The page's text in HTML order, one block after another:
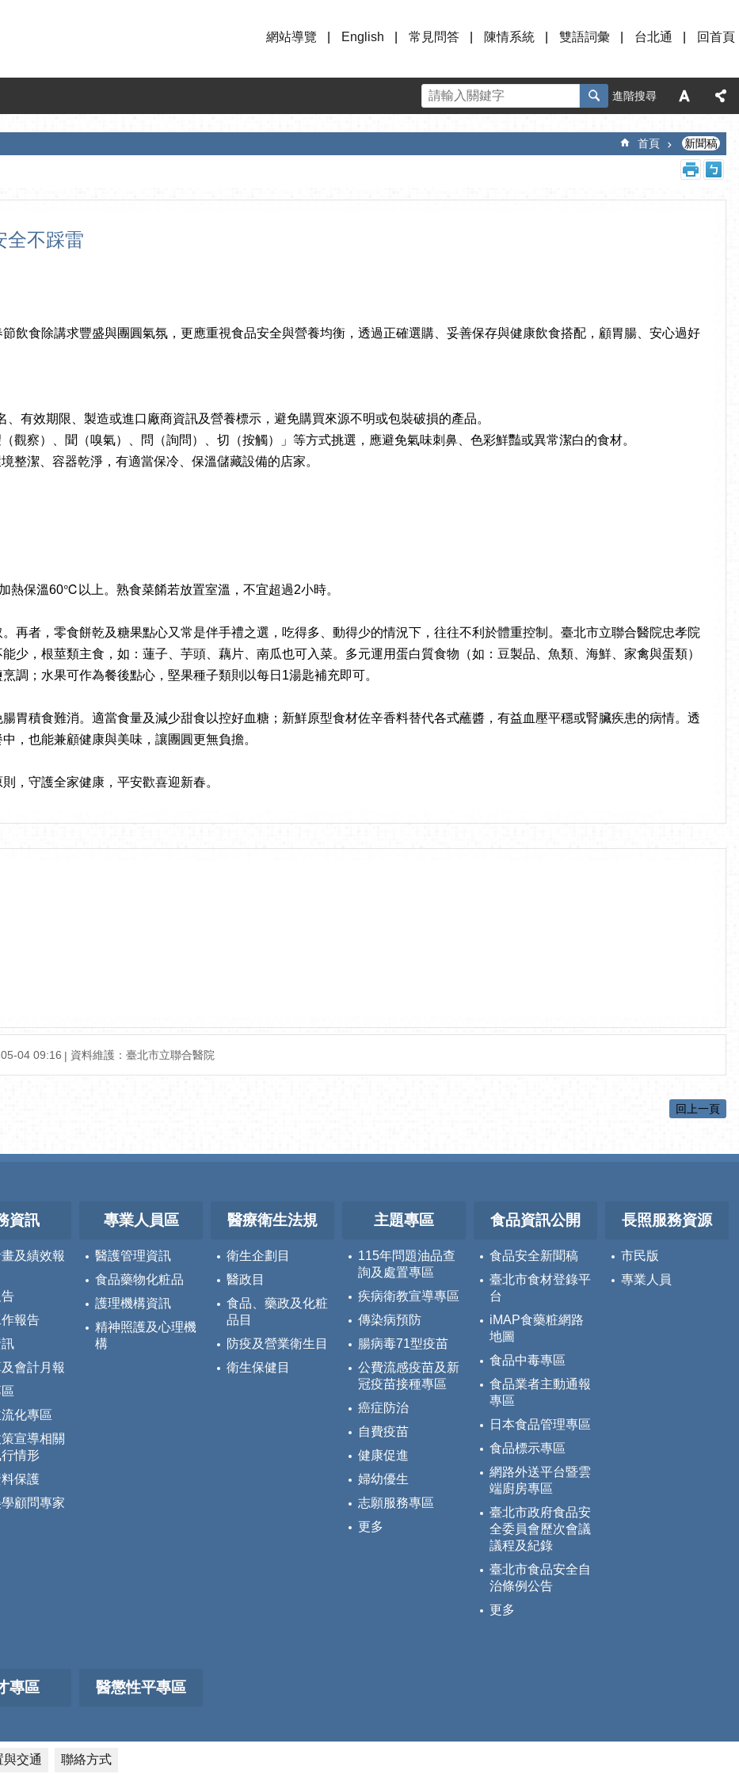
網站導覽
English 常見問答 陳情系統 雙語詞彙 台北通 回首頁
進階搜尋
首頁 新聞稿
全不踩雷
飲食除講求豐盛與團圓氣氛，更應重視食品安全與營養均衡，透過正確選購、妥善保存與健康飲食搭配，顧胃腸、安心過好
有效期限、製造或進口廠商資訊及營養標示，避免購買來源不明或包裝破損的產品。
觀察）、聞（嗅氣）、問（詢問）、切（按觸）」等方式挑選，應避免氣味刺鼻、色彩鮮豔或異常潔白的食材。
整潔、容器乾淨，有適當保冷、保溫儲藏設備的店家。
保溫60℃以上。熟食菜餚若放置室溫，不宜超過2小時。
再者，零食餅乾及糖果點心又常是伴手禮之選，吃得多、動得少的情況下，往往不利於體重控制。臺北市立聯合醫院忠孝院
少，根莖類主食，如：蓮子、芋頭、藕片、南瓜也可入菜。多元運用蛋白質食物（如：豆製品、魚類、海鮮、家禽與蛋類）
調；水果可作為餐後點心，堅果種子類則以每日1湯匙補充即可。
胃積食難消。適當食量及減少甜食以控好血糖；新鮮原型食材佐辛香料替代各式蘸醬，有益血壓平穩或腎臟疾患的病情。透
，也能兼顧健康與美味，讓團圓更無負擔。
，守護全家健康，平安歡喜迎新春。
04 09:16 資料維護：臺北市立聯合醫院
回上一頁
資訊
及績效報
報告
會計月報
化專區
宣導相關
情形
保護
顧問專家
專業人員區
醫護管理資訊
食品藥物化粧品
護理機構資訊
精神照護及心理機
構
醫療衛生法規
衛生企劃目
醫政目
食品、藥政及化粧
品目
防疫及營業衛生目
衛生保健目
主題專區
115年問題油品查
詢及處置專區
疾病衛教宣導專區
傳染病預防
腸病毒71型疫苗
公費流感疫苗及新
冠疫苗接種專區
癌症防治
自費疫苗
健康促進
婦幼優生
志願服務專區
更多
食品資訊公開
食品安全新聞稿
臺北市食材登錄平
台
iMAP食藥粧網路
地圖
食品中毒專區
食品業者主動通報
專區
日本食品管理專區
食品標示專區
網路外送平台暨雲
端廚房專區
臺北市政府食品安
全委員會歷次會議
議程及紀錄
臺北市食品安全自
治條例公告
更多
長照服務資源
市民版
專業人員
專區 醫懲性平專區
與交通 聯絡方式